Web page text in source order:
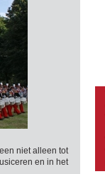
niet alleen tot
en in het